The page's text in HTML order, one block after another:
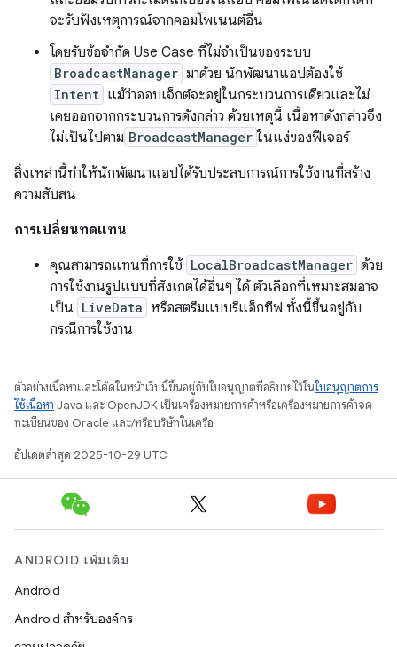
จะรับฟังเหตุการณ์จากคอมโพเนนต์อื่น
โดยรับข้อจำกัด Use Case ที่ไม่จำเป็นของระบบ
BroadcastManager มาด้วย นักพัฒนาแอปต้องใช้
Intent แม้ว่าออบเจ็กต์จะอยู่ในกระบวนการเดียวและไม่
เคยออกจากกระบวนการดังกล่าว ด้วยเหตุนี้ เนื้อหาดังกล่าวจึง
ไม่เป็นไปตาม BroadcastManager ในแง่ของฟีเจอร์
สิ่งเหล่านี้ทำให้นักพัฒนาแอปได้รับประสบการณ์การใช้งานที่สร้าง
ความสับสน
การเปลี่ยนทดแทน
คุณสามารถแทนที่การใช้ LocalBroadcastManager ด้วย
การใช้งานรูปแบบที่สังเกตได้อื่นๆ ได้ ตัวเลือกที่เหมาะสมอาจ
เป็น LiveData หรือสตรีมแบบรีแอ็กทีฟ ทั้งนี้ขึ้นอยู่กับ
กรณีการใช้งาน
ตัวอย่างเนื้อหาและโค้ดในหน้าเว็บนี้ขึ้นอยู่กับใบอนุญาตที่อธิบายไว้ในใบอนุญาตการ
ใช้เนื้อหา Java และ OpenJDK เป็นเครื่องหมายการค้าหรือเครื่องหมายการค้าจด
ทะเบียนของ Oracle และ/หรือบริษัทในเครือ
อัปเดตล่าสุด 2025-10-29 UTC
ANDROID เพิ่มเติม
Android
Android สำหรับองค์กร